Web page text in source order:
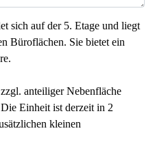
sich auf der 5. Etage und liegt
Büroflächen. Sie bietet ein
anteiliger Nebenfläche
Einheit ist derzeit in 2
kleinen